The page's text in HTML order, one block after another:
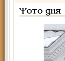
Фото дня